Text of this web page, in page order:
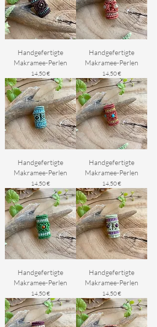
Handgefertigte
Makramee-Perlen
Preis
14,50 €
Handgefertigte
Makramee-Perlen
Preis
14,50 €
Handgefertigte
Makramee-Perlen
Preis
14,50 €
Handgefertigte
Makramee-Perlen
Preis
14,50 €
Handgefertigte
Makramee-Perlen
Preis
14,50 €
Handgefertigte
Makramee-Perlen
Preis
14,50 €